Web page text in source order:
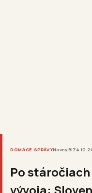
DOMÁCE SPRÁVYNovny.BIZ
Po
vývoja: